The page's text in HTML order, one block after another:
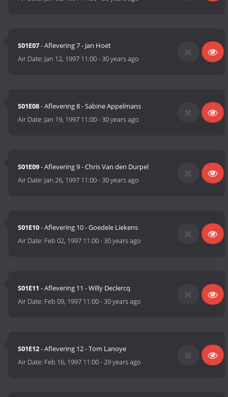
S01E07- Aflevering 7 - Jan Hoet
Air Date: Jan 12, 1997 11:00-30 years ago
S01E08- Aflevering 8 - Sabine Appelmans
Air Date: Jan 19, 1997 11:00-30 years ago
S01E09- Aflevering 9 - Chris Van den Durpel
Air Date: Jan 26, 1997 11:00-30 years ago
S01E10- Aflevering 10 - Goedele Liekens
Air Date: Feb 02, 1997 11:00-30 years ago
S01E11 - Aflevering 11 - Willy Declercq
Air Date: Feb 09, 1997 11:00-30 years ago
S01E12- Aflevering 12 - Tom Lanoye
Air Date: Feb 16, 1997 11:00-29 years ago